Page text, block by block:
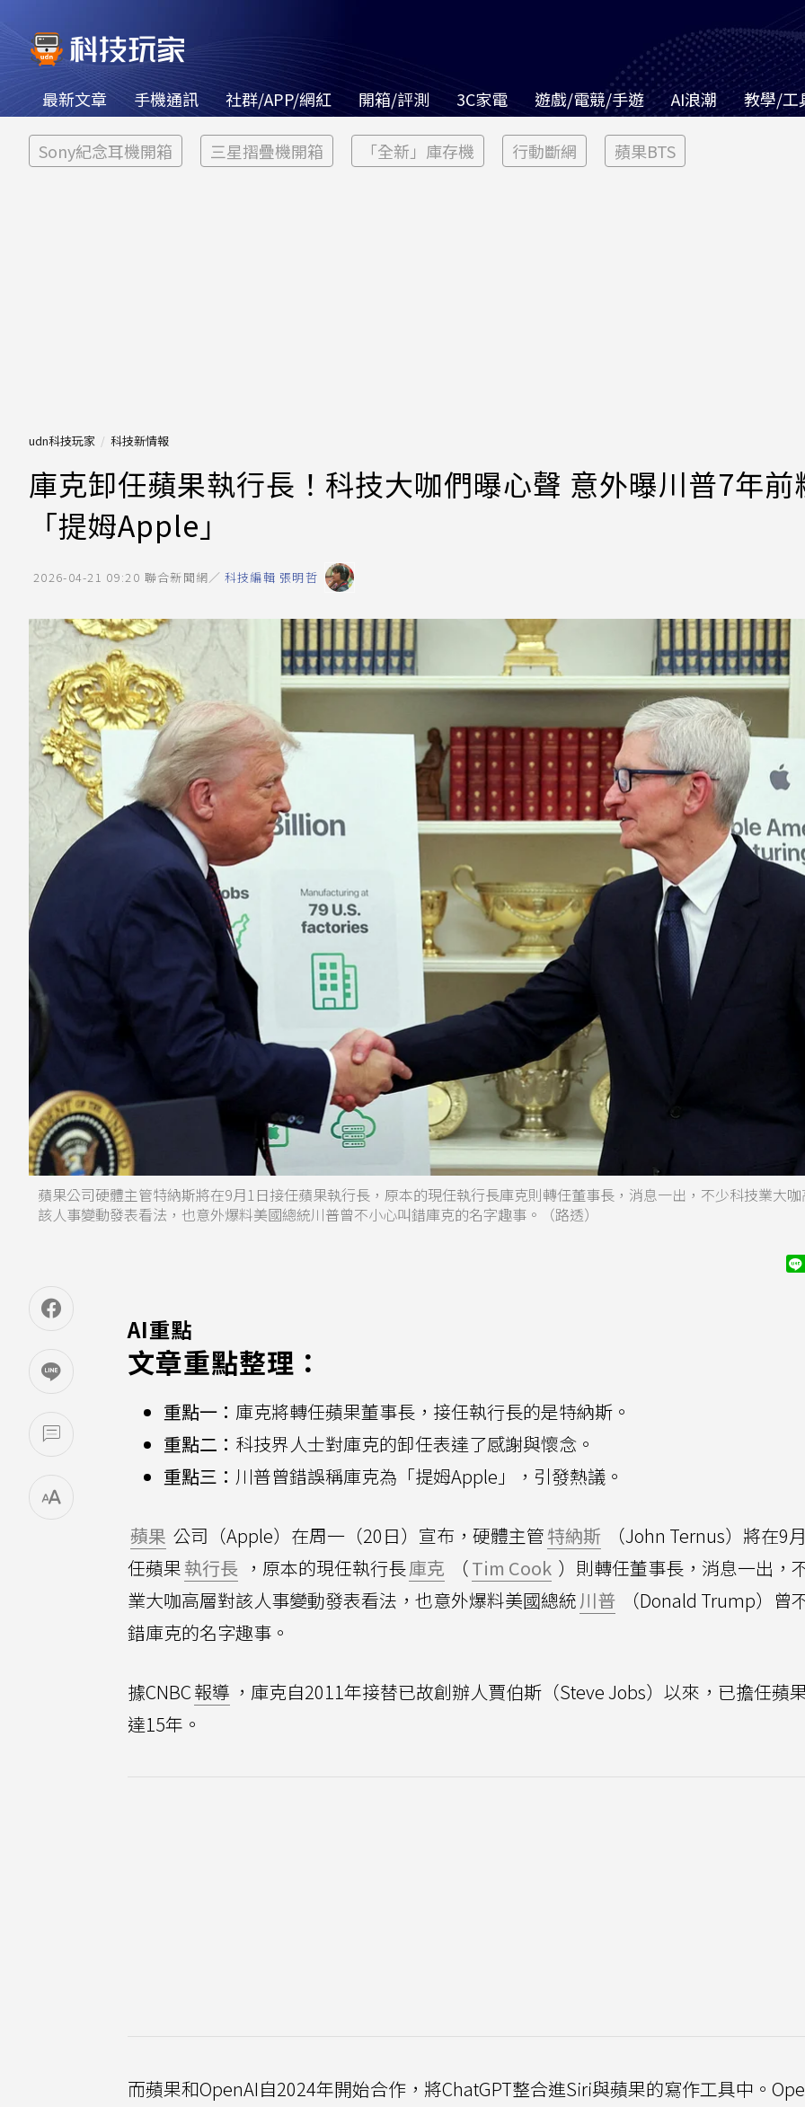
最新文章 手機通訊 社群/APP/網紅 開箱/評測 3C家電 遊戲/電競/手遊 AI浪潮 教學/工
Sony紀念耳機開箱 三星摺疊機開箱 「全新」庫存機 行動斷網 蘋果BTS
udn科技玩家 科技新情報
庫克卸任蘋果執行長！科技大咖們曝心聲 意外曝川普7年前
「提姆Apple」
2026-04-21 09:20 聯合新聞網／ 科技編輯 張明哲
蘋果公司硬體主管特納斯將在9月1日接任蘋果執行長，原本的現任執行長庫克則轉任董事長，消息一出，不少科技業大
該人事變動發表看法，也意外爆料美國總統川普曾不小心叫錯庫克的名字趣事。（路透）
AI重點
文章重點整理：
重點一： 庫克將轉任蘋果董事長，接任執行長的是特納斯。
重點二： 科技界人士對庫克的卸任表達了感謝與懷念。
重點三： 川普曾錯誤稱庫克為「提姆Apple」，引發熱議。
蘋果 公司（Apple）在周一（20日）宣布，硬體主管特納斯
（John Ternus）將在9
任蘋果執行長 ，原本的現任執行長庫克 （Tim Cook ）則轉任董事長，消息一出，
業大咖高層對該人事變動發表看法，也意外爆料美國總統川普
（Donald Trump）曾
錯庫克的名字趣事。
據CNBC報導 ，庫克自2011年接替已故創辦人賈伯斯（Steve Jobs）以來，已擔任蘋
達15年。
而蘋果和OpenAI自2024年開始合作，將ChatGPT整合進Siri與蘋果的寫作工具中。